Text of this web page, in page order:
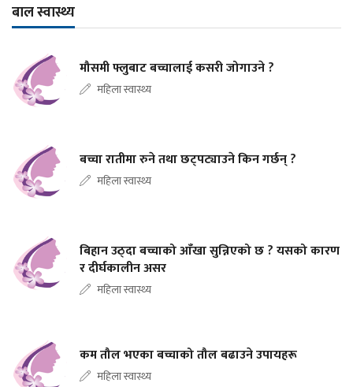
बाल स्वास्थ्य
मौसमी फ्लुबाट बच्चालाई कसरी जोगाउने ?
महिला स्वास्थ्य
बच्चा रातीमा रुने तथा छट्पट्याउने किन गर्छन् ?
महिला स्वास्थ्य
बिहान उठ्दा बच्चाको आँखा सुन्निएको छ ? यसको कारण
र दीर्घकालीन असर
महिला स्वास्थ्य
कम तौल भएका बच्चाको तौल बढाउने उपायहरू
महिला स्वास्थ्य